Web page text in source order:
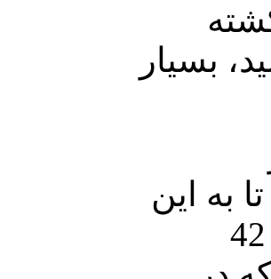
کشته
رسید، بسیار
به این
لحظه در سال 2010، 42